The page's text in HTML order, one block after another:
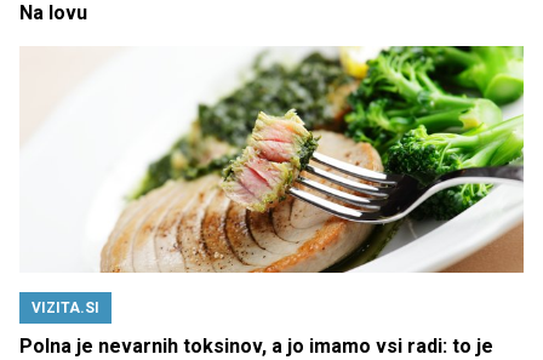
Na lovu
VIZITA.SI
Polna je nevarnih toksinov, a jo imamo vsi radi: to je